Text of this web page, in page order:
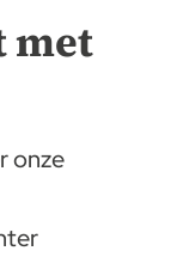
met
onze